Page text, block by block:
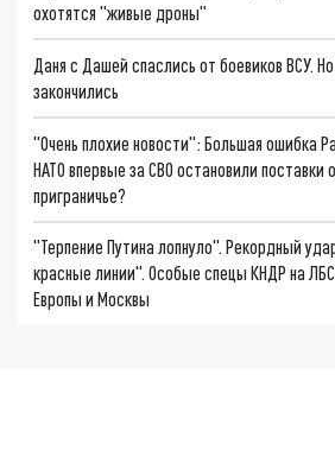
охотятся "живые дроны"
Даня с Дашей спаслись от боевиков ВСУ.
закончились
"Очень плохие новости": Большая ошибка
НАТО впервые за СВО остановили поставки
приграничье?
"Терпение Путина лопнуло". Рекордный
красные линии". Особые спецы КНДР на
Европы и Москвы